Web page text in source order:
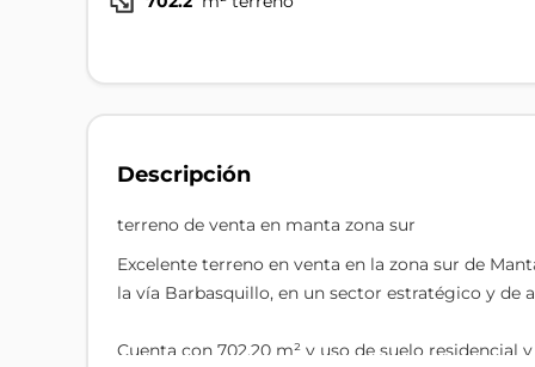
Descripción
terreno de venta en manta zona sur
Excelente terreno en venta en la zona sur de
la vía Barbasquillo, en un sector estratégico y de
Cuenta con 702.20 m² y uso de suelo